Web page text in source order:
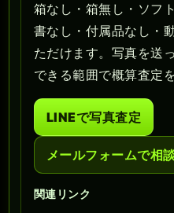
箱なし・箱無し・ソフ
書なし・付属品なし・
ただけます。写真を送
できる範囲で概算査定
LINEで写真査定
メールフォームで相
関連リンク